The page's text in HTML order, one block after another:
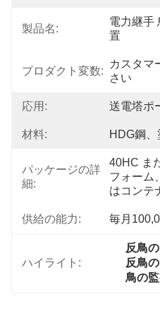
製品名:
電力継手
置
プロダクト変数:
カスタマ
さい
応用: 送電塔ポ
材料: HDG鋼、
パッケージの詳
細:
40HC ま
フォーム
はコンテ
供給の能力: 毎月
ハイライト:
反鳥
反鳥
鳥の